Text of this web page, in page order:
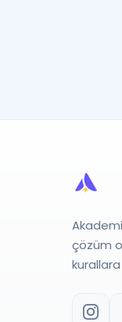
çözüm